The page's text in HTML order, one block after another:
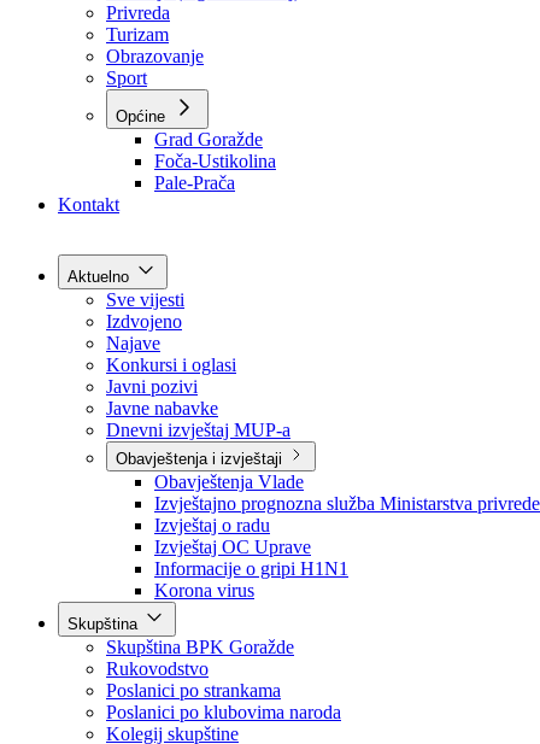
O kantonu
Simboli kantona (Grb, zastava)
Historija (digitalni muzej)
Privreda
Turizam
Obrazovanje
Sport
Općine
Kontakt
Aktuelno
Sve vijesti
Izdvojeno
Najave
Konkursi i oglasi
Javni pozivi
Javne nabavke
Dnevni izvještaj MUP-a
Obavještenja i izvještaji
Obavještenja Vlade
Izvještajno prognozna služba Ministarstva privrede
Izvještaj o radu
Izvještaj OC Uprave
Informacije o gripi H1N1
Korona virus
Skupština
Skupština BPK Goražde
Rukovodstvo